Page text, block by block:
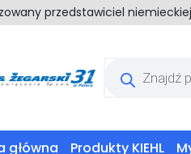
przedstawiciel niemieckiej
produktów
główna Produkty KIEHL